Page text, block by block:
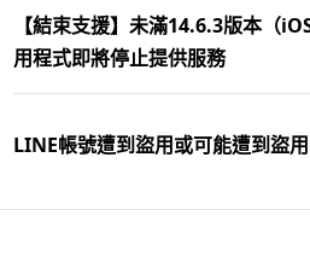
【結束支援】未滿14.6.3版本（
用程式即將停止提供服務
LINE帳號遭到盜用或可能遭到盜用